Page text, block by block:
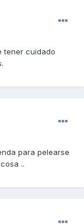
tener cuidado
para pelearse
..